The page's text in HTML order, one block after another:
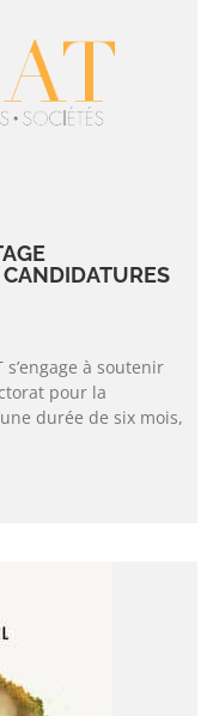
s’engage à soutenir
pour la
durée de six mois,